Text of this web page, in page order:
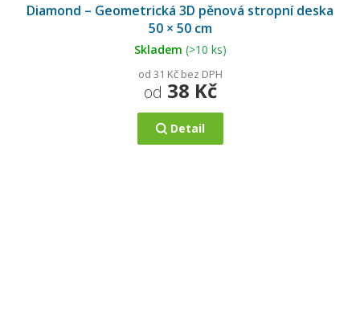
Diamond – Geometrická 3D pěnová stropní deska
50 × 50 cm
Skladem (>10 ks)
od 31 Kč bez DPH
od 38 Kč
Detail